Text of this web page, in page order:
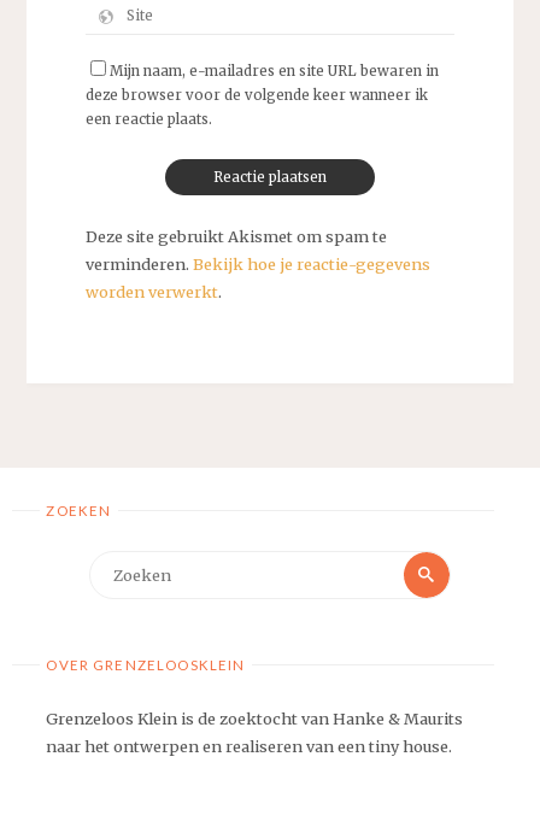
Mijn naam, e-mailadres en site URL bewaren in
deze browser voor de volgende keer wanneer ik
een reactie plaats.
Deze site gebruikt Akismet om spam te
verminderen. Bekijk hoe je reactie-gegevens
worden verwerkt.
ZOEKEN
Zoeken
OVER GRENZELOOSKLEIN
Grenzeloos Klein is de zoektocht van Hanke & Maurits
naar het ontwerpen en realiseren van een tiny house.